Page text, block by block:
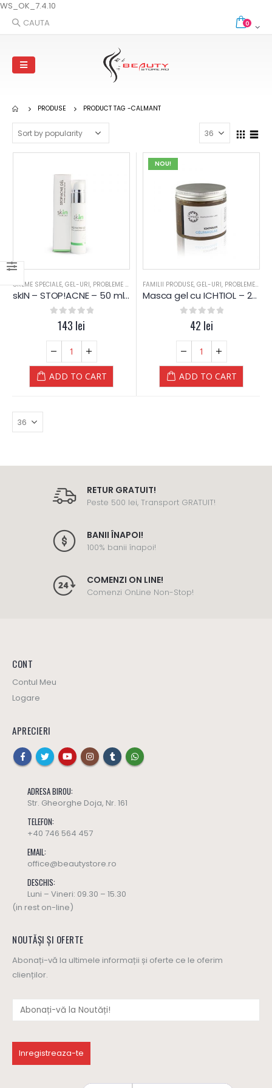
WS_OK_7.4.10
CAUTA
0
PRODUSE PRODUCT TAG -CALMANT
CREME SPECIALE, GEL-URI, PROBLEME PIELE SKIN,TEN SEBOREIC GRAS, TEN SEBOREIC
skIN – STOP!ACNE – 50 ml – Yamuna
out of 5
143 lei
ADD TO CART
NOU!
FAMILII PRODUSE, GEL-URI, PROBLEME PIELE
Masca gel cu ICHTIOL – 200 ML Yamuna
out of 5
42 lei
ADD TO CART
137lei
RETUR GRATUIT!
Peste 500 lei, Transport GRATUIT!
BANII ÎNAPOI!
100% banii înapoi!
COMENZI ON LINE!
Comenzi OnLine Non-Stop!
CONT
Contul Meu
Logare
APRECIERI
ADRESA BIROU:
Str. Gheorghe Doja, Nr. 161
TELEFON:
+40 746 564 457
EMAIL:
office@beautystore.ro
DESCHIS:
Luni – Vineri: 09.30 – 15.30
(in rest on-line)
NOUTĂȘI ȘI OFERTE
Abonați-vă la ultimele informații și oferte ce le oferim
clienților.